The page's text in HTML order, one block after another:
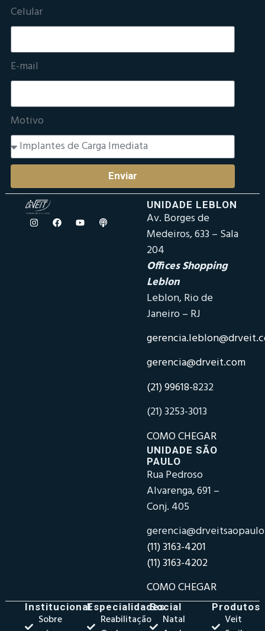
Celular
E-mail
Motivo
Enviar
UNIDADE LEBLON
Av. Borges de
Medeiros, 633 – Sala
204
Offices Shopping
Leblon
Leblon, Rio de
Janeiro – RJ
gerencia@drveit.com
(21) 99618-8232
(21) 3253-3013
COMO CHEGAR
UNIDADE SÃO
PAULO
Rua Pedroso
Alvarenga, 691 –
Conj. 405
(11) 3163-4201
(11) 3163-4202
COMO CHEGAR
Institucional
Sobre
Especialidades
Reabilitação
Social
Natal
Produtos
Veit